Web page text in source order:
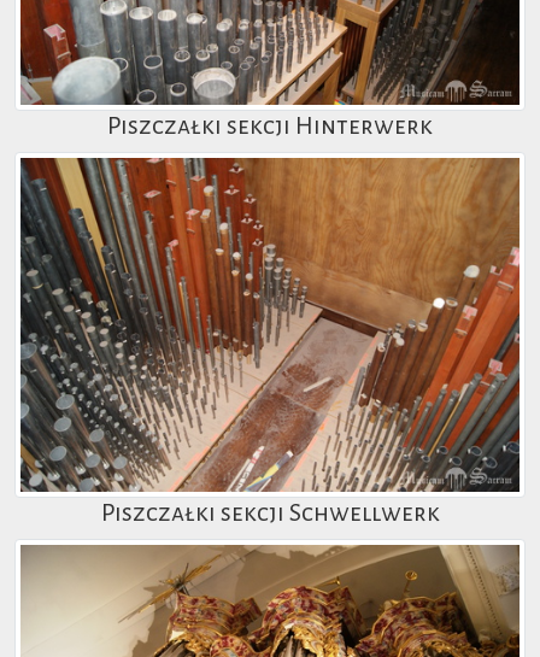
Piszczałki sekcji Hinterwerk
Piszczałki sekcji Schwellwerk